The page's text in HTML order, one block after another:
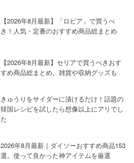
【2026年8月最新】「ロピア」で買うべ
き！人気・定番のおすすめ商品総まとめ
【2026年8月最新】セリアで買うべきおす
すめ商品総まとめ。雑貨や収納グッズも
きゅうりをサイダーに漬けるだけ！話題の
韓国レシピを試したら想像以上にアリでし
た
2026年8月最新｜ダイソーおすすめ商品153
選。使って良かった神アイテムを厳選